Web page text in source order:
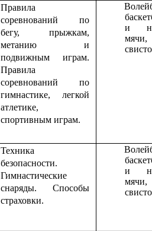
Правила
соревнований по
бегу, прыжкам,
метанию и
подвижным играм.
Правила
соревнований по
гимнастике, легкой
атлетике,
спортивным играм.
и
Техника
безопасности.
Гимнастические
снаряды. Способы
страховки.
и